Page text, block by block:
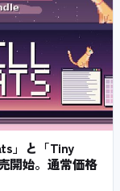
」と「Tiny
開始。通常価格